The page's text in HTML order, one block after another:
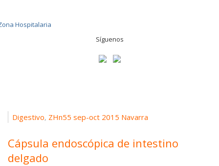
Síguenos
Digestivo, ZHn55 sep-oct 2015 Navarra
Cápsula endoscópica de intestino
delgado